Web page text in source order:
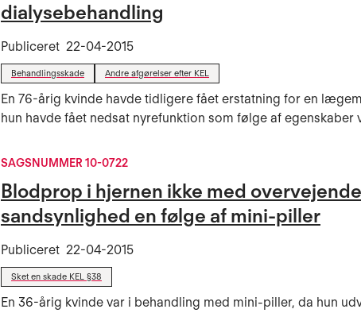
dialysebehandling
Publiceret 22-04-2015
Behandlingsskade Andre afgørelser efter KEL
En 76-årig kvinde havde tidligere fået erstatning for en
hun havde fået nedsat nyrefunktion som følge af
SAGSNUMMER 10-0722
Blodprop i hjernen ikke med overvejende
sandsynlighed en følge af mini-piller
Publiceret 22-04-2015
Sket en skade KEL §38
En 36-årig kvinde var i behandling med mini-piller, da hun